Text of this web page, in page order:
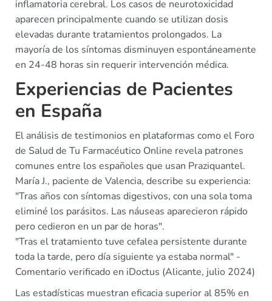
inflamatoria cerebral. Los casos de neurotoxicidad
aparecen principalmente cuando se utilizan dosis
elevadas durante tratamientos prolongados. La
mayoría de los síntomas disminuyen espontáneamente
en 24-48 horas sin requerir intervención médica.
Experiencias de Pacientes
en España
El análisis de testimonios en plataformas como el Foro
de Salud de Tu Farmacéutico Online revela patrones
comunes entre los españoles que usan Praziquantel.
María J., paciente de Valencia, describe su experiencia:
"Tras años con síntomas digestivos, con una sola toma
eliminé los parásitos. Las náuseas aparecieron rápido
pero cedieron en un par de horas".
"Tras el tratamiento tuve cefalea persistente durante
toda la tarde, pero día siguiente ya estaba normal" -
Comentario verificado en iDoctus (Alicante, julio 2024)
Las estadísticas muestran eficacia superior al 85% en